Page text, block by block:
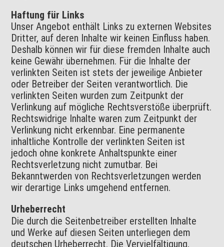
Haftung für Links
Unser Angebot enthält Links zu externen Websites
Dritter, auf deren Inhalte wir keinen Einfluss haben.
Deshalb können wir für diese fremden Inhalte auch
keine Gewähr übernehmen. Für die Inhalte der
verlinkten Seiten ist stets der jeweilige Anbieter
oder Betreiber der Seiten verantwortlich. Die
verlinkten Seiten wurden zum Zeitpunkt der
Verlinkung auf mögliche Rechtsverstöße überprüft.
Rechtswidrige Inhalte waren zum Zeitpunkt der
Verlinkung nicht erkennbar. Eine permanente
inhaltliche Kontrolle der verlinkten Seiten ist
jedoch ohne konkrete Anhaltspunkte einer
Rechtsverletzung nicht zumutbar. Bei
Bekanntwerden von Rechtsverletzungen werden
wir derartige Links umgehend entfernen.
Urheberrecht
Die durch die Seitenbetreiber erstellten Inhalte
und Werke auf diesen Seiten unterliegen dem
deutschen Urheberrecht. Die Vervielfältigung,